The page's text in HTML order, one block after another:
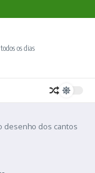
de 21 a 30 de agosto
os dias
desenho dos cantos